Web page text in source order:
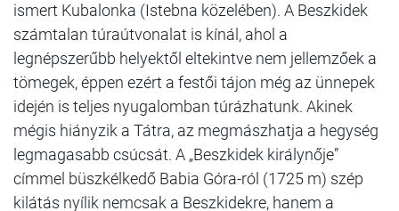
ismert Kubalonka (Istebna közelében). A Beszkidek
számtalan túraútvonalat is kínál, ahol a
legnépszerűbb helyektől eltekintve nem jellemzőek a
tömegek, éppen ezért a festői tájon még az ünnepek
idején is teljes nyugalomban túrázhatunk. Akinek
mégis hiányzik a Tátra, az megmászhatja a hegység
legmagasabb csúcsát. A „Beszkidek királynője”
címmel büszkélkedő Babia Góra-ról (1725 m) szép
kilátás nyílik nemcsak a Beszkidekre, hanem a